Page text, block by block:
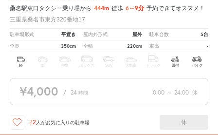
桑名駅東口タクシー乗り場から 444m 徒歩 6～9分 予約できてオススメ！
三重県桑名市東方320番地17
駐車場形式 平置き 屋内外形式 屋外 駐車台数 5台
全長 350cm 全幅 220cm 車高 -
軽 中型 ボックス SUV 大型車 トラック 原付 バイク
¥4,000 / 24 時間 0:00 ～ 24:00 休
22 人がお気に入りの駐車場 休